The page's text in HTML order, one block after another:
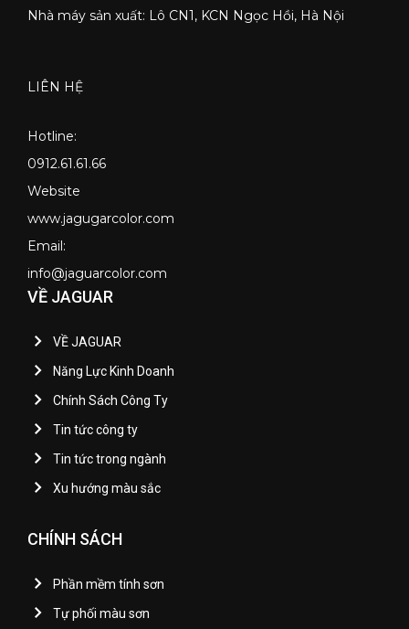
Nhà máy sản xuất: Lô CN1, KCN Ngọc Hồi, Hà Nội
LIÊN HỆ
Hotline:
0912.61.61.66
Website
www.jagugarcolor.com
Email:
info@jaguarcolor.com
VỀ JAGUAR
VỀ JAGUAR
Năng Lực Kinh Doanh
Chính Sách Công Ty
Tin tức công ty
Tin tức trong ngành
Xu hướng màu sắc
CHÍNH SÁCH
Phần mềm tính sơn
Tự phối màu sơn